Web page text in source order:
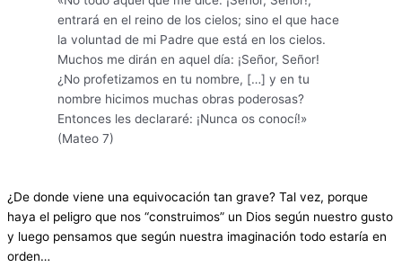
entrará en el reino de los cielos; sino el que hace
la voluntad de mi Padre que está en los cielos.
Muchos me dirán en aquel día: ¡Señor, Señor!
¿No profetizamos en tu nombre, […] y en tu
nombre hicimos muchas obras poderosas?
Entonces les declararé: ¡Nunca os conocí!»
(Mateo 7)
¿De donde viene una equivocación tan grave? Tal vez, porque
haya el peligro que nos “construimos” un Dios según nuestro gusto
y luego pensamos que según nuestra imaginación todo estaría en
orden…